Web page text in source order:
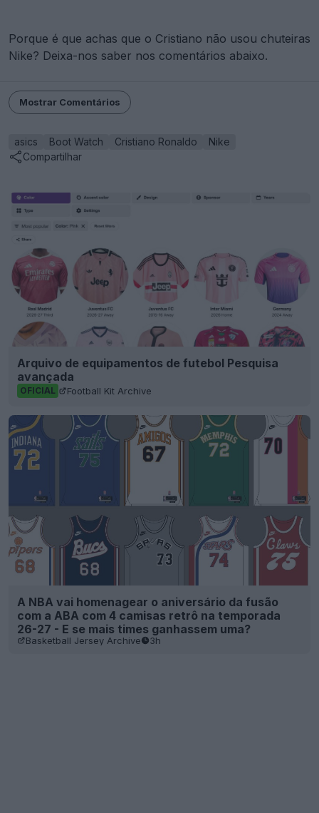
Porque é que achas que o Cristiano não usou chuteiras
Nike? Deixa-nos saber nos comentários abaixo.
Mostrar Comentários
asics Boot Watch Cristiano Ronaldo
Nike
Compartilhar
Arquivo de equipamentos de futebol Pesquisa
avançada
OFICIAL Football Kit Archive
A NBA vai homenagear o aniversário da fusão
com a ABA com 4 camisas retrô na temporada
26-27 - E se mais times ganhassem uma?
Basketball Jersey Archive 3h